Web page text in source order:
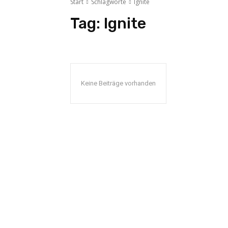
Start Schlagworte Ignite
Tag: Ignite
Keine Beiträge vorhanden